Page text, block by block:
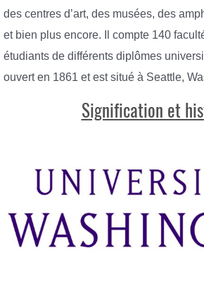
des centres d’art, des musées, des
et bien plus encore. Il compte 140
étudiants de différents diplômes
ouvert en 1861 et est situé à Seattle,
Signification et